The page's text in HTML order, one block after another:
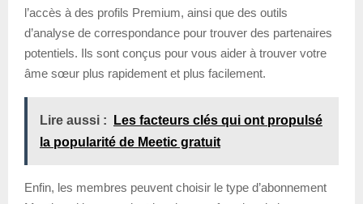
l’accès à des profils Premium, ainsi que des outils
d’analyse de correspondance pour trouver des partenaires
potentiels. Ils sont conçus pour vous aider à trouver votre
âme sœur plus rapidement et plus facilement.
Lire aussi :
Les facteurs clés qui ont propulsé
la popularité de Meetic gratuit
Enfin, les membres peuvent choisir le type d’abonnement